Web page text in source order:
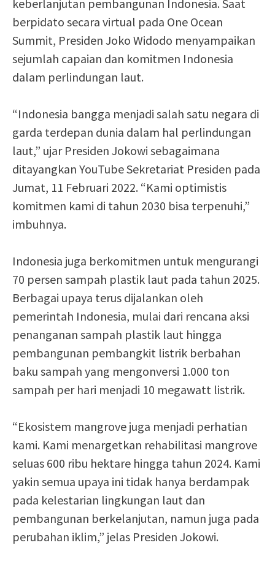
keberlanjutan pembangunan Indonesia. Saat
berpidato secara virtual pada One Ocean
Summit, Presiden Joko Widodo menyampaikan
sejumlah capaian dan komitmen Indonesia
dalam perlindungan laut.
“Indonesia bangga menjadi salah satu negara di
garda terdepan dunia dalam hal perlindungan
laut,” ujar Presiden Jokowi sebagaimana
ditayangkan YouTube Sekretariat Presiden pada
Jumat, 11 Februari 2022. “Kami optimistis
komitmen kami di tahun 2030 bisa terpenuhi,”
imbuhnya.
Indonesia juga berkomitmen untuk mengurangi
70 persen sampah plastik laut pada tahun 2025.
Berbagai upaya terus dijalankan oleh
pemerintah Indonesia, mulai dari rencana aksi
penanganan sampah plastik laut hingga
pembangunan pembangkit listrik berbahan
baku sampah yang mengonversi 1.000 ton
sampah per hari menjadi 10 megawatt listrik.
“Ekosistem mangrove juga menjadi perhatian
kami. Kami menargetkan rehabilitasi mangrove
seluas 600 ribu hektare hingga tahun 2024. Kami
yakin semua upaya ini tidak hanya berdampak
pada kelestarian lingkungan laut dan
pembangunan berkelanjutan, namun juga pada
perubahan iklim,” jelas Presiden Jokowi.